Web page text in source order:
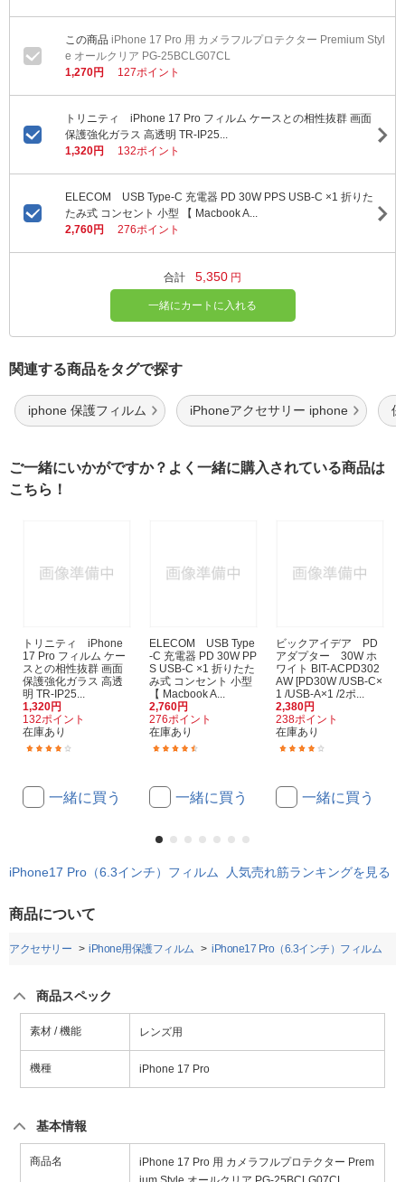
iPhone 17 Pro 用 カメラフルプロテクター Premium Styl
e オールクリア PG-25BCLG07CL
1,270円
127ポイント
トリニティ iPhone 17 Pro フィルム ケースとの相性抜群 画面
保護強化ガラス 高透明 TR-IP25...
1,320円
132ポイント
ELECOM USB Type-C 充電器 PD 30W PPS USB-C ×1 折りた
たみ式 コンセント 小型 【 Macbook A...
2,760円
276ポイント
合計 5,350 円
一緒にカートに入れる
関連する商品をタグで探す
iphone 保護フィルム iPhoneアクセサリー iphone
ご一緒にいかがですか？よく一緒に購入されている商品は
こちら！
トリニティ iPhone
17 Pro フィルム ケー
スとの相性抜群 画面
保護強化ガラス 高透
明 TR-IP25...
1,320円
132ポイント
在庫あり
一緒に買う
ELECOM USB Type
-C 充電器 PD 30W PP
S USB-C ×1 折りたた
み式 コンセント 小型
【 Macbook A...
2,760円
276ポイント
在庫あり
一緒に買う
ビックアイデア PD
アダプター 30W ホ
ワイト BIT-ACPD302
AW [PD30W /USB-C×
1 /USB-A×1 /2ポ...
2,380円
238ポイント
在庫あり
一緒に買う
iPhone17 Pro（6.3インチ）フィルム 人気売れ筋ランキングを見る
商品について
アクセサリー iPhone用保護フィルム iPhone17 Pro（6.3インチ）フィルム
商品スペック
素材 / 機能 レンズ用
機種 iPhone 17 Pro
基本情報
商品名
iPhone 17 Pro 用 カメラフルプロテクター Prem